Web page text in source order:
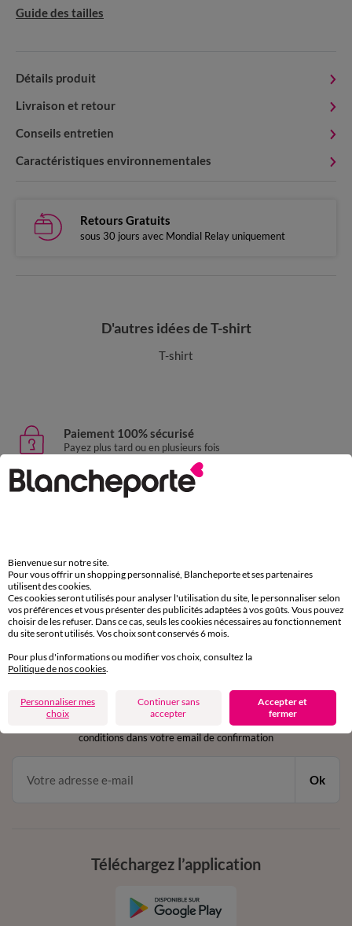
Guide des tailles
Détails produit
Livraison et retour
Conseils entretien
Caractéristiques environnementales
Retours Gratuits
sous 30 jours avec Mondial Relay uniquement
D'autres idées de T-shirt
T-shirt
Paiement 100% sécurisé
Payez plus tard ou en plusieurs fois
Livraison express
sous 30 jours avec Mondial Relay uniquement
Service clients
par chat et par téléphone
de 8h00 à 20h00 du lundi au samedi
en vous inscrivant à la newsletter
conditions dans votre email de confirmation
Ok
Téléchargez l’application
Bienvenue sur notre site.
Pour vous offrir un shopping personnalisé, Blancheporte et ses partenaires
utilisent des cookies.
Ces cookies seront utilisés pour analyser l'utilisation du site, le personnaliser selon
vos préférences et vous présenter des publicités adaptées à vos goûts. Vous pouvez
choisir de les refuser. Dans ce cas, seuls les cookies nécessaires au fonctionnement
du site seront utilisés. Vos choix sont conservés 6 mois.
Pour plus d'informations ou modifier vos choix, consultez la
Politique de nos cookies
Personnaliser mes
choix
Continuer sans
accepter
Accepter et
fermer